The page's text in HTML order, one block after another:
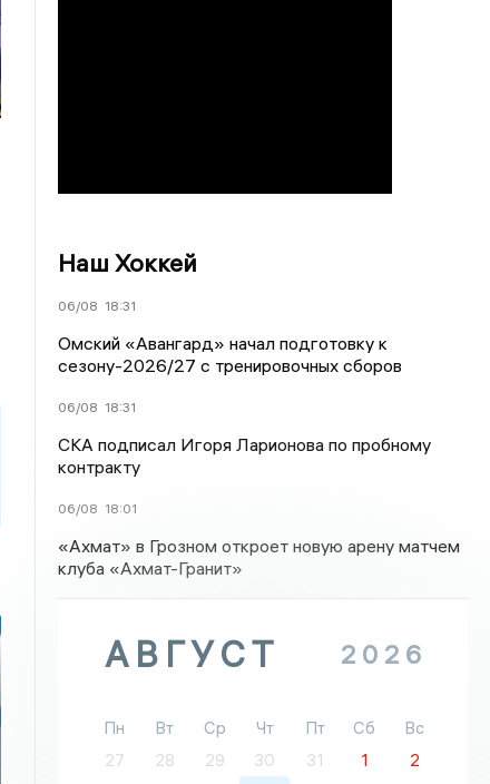
Наш Хоккей
06/08 18:31
Омский «Авангард» начал подготовку к
сезону-2026/27 с тренировочных сборов
06/08 18:31
СКА подписал Игоря Ларионова по пробному
контракту
06/08 18:01
«Ахмат» в Грозном откроет новую арену матчем
клуба «Ахмат-Гранит»
АВГУСТ 2026
Пн Вт Ср Чт Пт Сб
Вс
27
28 29 30 31 1
2